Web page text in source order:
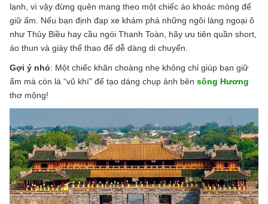
lạnh, vì vậy đừng quên mang theo một chiếc áo khoác mỏng để
giữ ấm. Nếu bạn định đạp xe khám phá những ngôi làng ngoại ô
như Thủy Biều hay cầu ngói Thanh Toàn, hãy ưu tiên quần short,
áo thun và giày thể thao để dễ dàng di chuyển.
Gợi ý nhỏ: Một chiếc khăn choàng nhẹ không chỉ giúp bạn giữ
ấm mà còn là “vũ khí” để tạo dáng chụp ảnh bênsông Hương
thơ mộng!